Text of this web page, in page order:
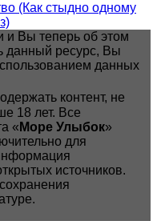
(Как стыдно одному
и Вы теперь об этом
данный ресурс, Вы
данных
контент, не
18 лет. Все
« Море Улыбок»
для
источников.